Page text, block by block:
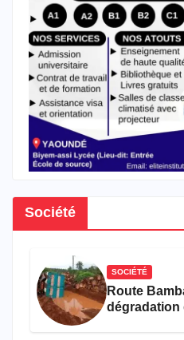
Société
SOCIÉTÉ
Route
dégradation